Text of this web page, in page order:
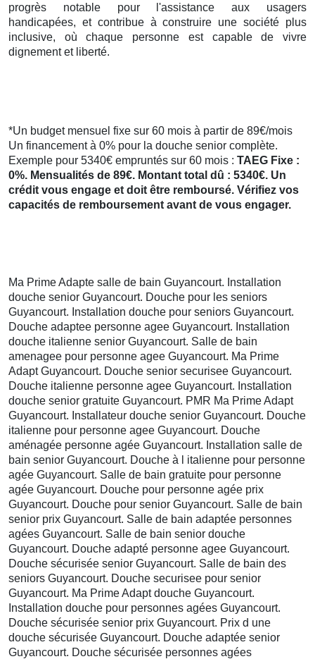
progrès notable pour l'assistance aux usagers
handicapées, et contribue à construire une société plus
inclusive, où chaque personne est capable de vivre
dignement et liberté.
*Un budget mensuel fixe sur 60 mois à partir de 89€/mois
Un financement à 0% pour la douche senior complète.
Exemple pour 5340€ empruntés sur 60 mois : TAEG Fixe :
0%. Mensualités de 89€. Montant total dû : 5340€. Un
crédit vous engage et doit être remboursé. Vérifiez vos
capacités de remboursement avant de vous engager.
Ma Prime Adapte salle de bain Guyancourt. Installation
douche senior Guyancourt. Douche pour les seniors
Guyancourt. Installation douche pour seniors Guyancourt.
Douche adaptee personne agee Guyancourt. Installation
douche italienne senior Guyancourt. Salle de bain
amenagee pour personne agee Guyancourt. Ma Prime
Adapt Guyancourt. Douche senior securisee Guyancourt.
Douche italienne personne agee Guyancourt. Installation
douche senior gratuite Guyancourt. PMR Ma Prime Adapt
Guyancourt. Installateur douche senior Guyancourt. Douche
italienne pour personne agee Guyancourt. Douche
aménagée personne agée Guyancourt. Installation salle de
bain senior Guyancourt. Douche à l italienne pour personne
agée Guyancourt. Salle de bain gratuite pour personne
agée Guyancourt. Douche pour personne agée prix
Guyancourt. Douche pour senior Guyancourt. Salle de bain
senior prix Guyancourt. Salle de bain adaptée personnes
agées Guyancourt. Salle de bain senior douche
Guyancourt. Douche adapté personne agee Guyancourt.
Douche sécurisée senior Guyancourt. Salle de bain des
seniors Guyancourt. Douche securisee pour senior
Guyancourt. Ma Prime Adapt douche Guyancourt.
Installation douche pour personnes agées Guyancourt.
Douche sécurisée senior prix Guyancourt. Prix d une
douche sécurisée Guyancourt. Douche adaptée senior
Guyancourt. Douche sécurisée personnes agées